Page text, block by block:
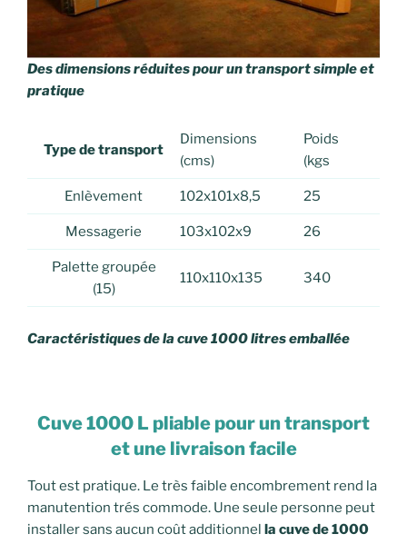
Des dimensions réduites pour un transport simple et
pratique
Type de transport
Dimensions
(cms)
Poids
(kgs
Enlèvement 102x101x8,5 25
Messagerie 103x102x9 26
Palette groupée
(15)
110x110x135 340
Caractéristiques de la cuve 1000 litres emballée
Cuve 1000 L pliable pour un transport
et une livraison facile
Tout est pratique. Le très faible encombrement rend la
manutention trés commode. Une seule personne peut
installer sans aucun coût additionnel
la cuve de 1000